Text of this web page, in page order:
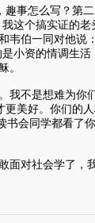
事怎么写？第
这个搞实证的
伯一同对他
小资的情调生
。
不是想难为
美好。你们的
会同学都看了
面对社会学了，